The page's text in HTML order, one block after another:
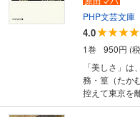
PHP文芸文庫
4.0
1巻
950円 (
「美しさ」
務・篁（たか
控えて東京を
つうつ）とす